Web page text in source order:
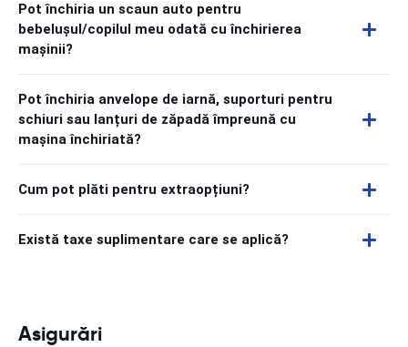
Pot închiria un scaun auto pentru
bebelușul/copilul meu odată cu închirierea
mașinii?
Pot închiria anvelope de iarnă, suporturi pentru
schiuri sau lanțuri de zăpadă împreună cu
mașina închiriată?
Cum pot plăti pentru extraopțiuni?
Există taxe suplimentare care se aplică?
Asigurări